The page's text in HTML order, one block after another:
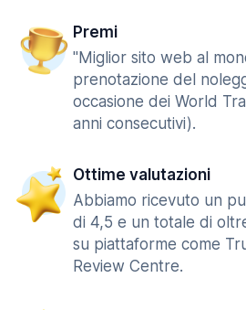
Premi
"Miglior sito web al
prenotazione del
occasione dei World
anni consecutivi).
Ottime valutazioni
Abbiamo ricevuto un
di 4,5 e un totale di
su piattaforme come
Review Centre.